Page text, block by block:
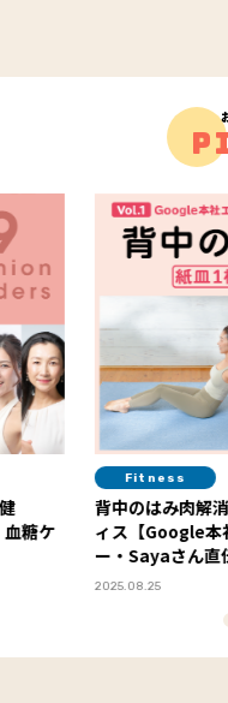
糖ケ
Fitness
背中のはみ肉解
ィス【Google本
ー・Sayaさん直
2025.08.25